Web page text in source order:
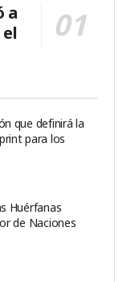
a
que definirá la
para los
Huérfanas
de Naciones